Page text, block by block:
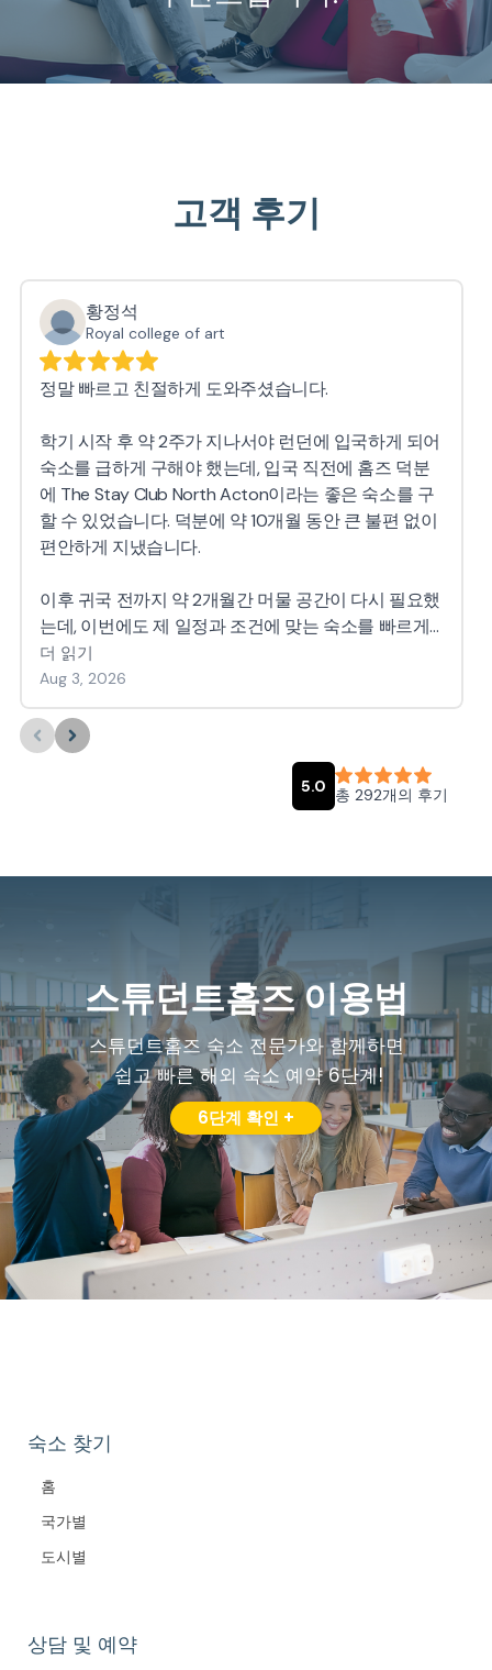
고객 후기
스튜던트홈즈 이용법
스튜던트홈즈 숙소 전문가와 함께하면
쉽고 빠른 해외 숙소 예약 6단계!
6단계 확인 +
숙소 찾기
홈
국가별
도시별
상담 및 예약